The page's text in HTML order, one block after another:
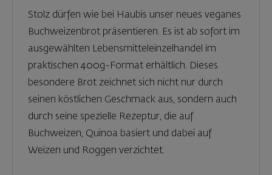
Stolz dürfen wie bei Haubis unser neues veganes
Buchweizenbrot präsentieren. Es ist ab sofort im
ausgewählten Lebensmitteleinzelhandel im
praktischen 400g-Format erhältlich. Dieses
besondere Brot zeichnet sich nicht nur durch
seinen köstlichen Geschmack aus, sondern auch
durch seine spezielle Rezeptur, die auf
Buchweizen, Quinoa basiert und dabei auf
Weizen und Roggen verzichtet.